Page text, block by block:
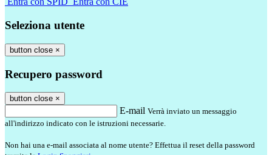
Seleziona utente
button close ×
Recupero password
button close ×
E-mail Verrà inviato un messaggio
all'indirizzo indicato con le istruzioni necessarie.
Non hai una e-mail associata al nome utente? Effettua il reset della password